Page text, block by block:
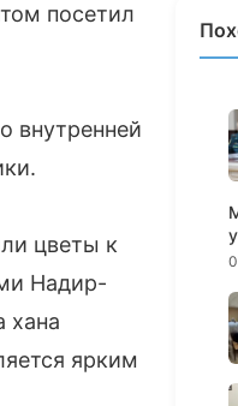
посетил
внутренней
цветы к
Надир-
хана
ярким